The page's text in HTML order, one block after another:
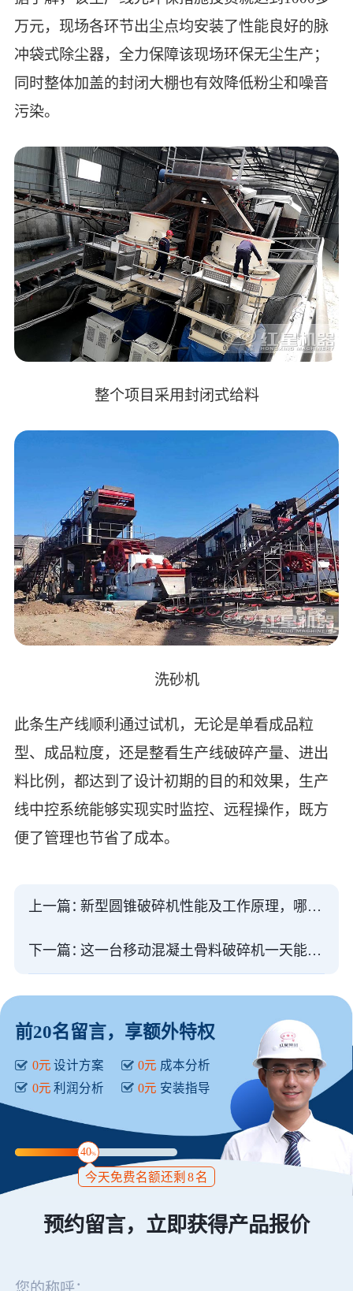
万元，现场各环节出尘点均安装了性能良好的脉
冲袋式除尘器，全力保障该现场环保无尘生产；
同时整体加盖的封闭大棚也有效降低粉尘和噪音
污染。
整个项目采用封闭式给料
洗砂机
此条生产线顺利通过试机，无论是单看成品粒
型、成品粒度，还是整看生产线破碎产量、进出
料比例，都达到了设计初期的目的和效果，生产
线中控系统能够实现实时监控、远程操作，既方
便了管理也节省了成本。
上一篇： 新型圆锥破碎机性能及工作原理，哪个厂家质量好？
下一篇： 这一台移动混凝土骨料破碎机一天能产2000吨，交付即刻工作
前20名留言，享额外特权
0元 设计方案 0元 成本分析
0元 利润分析 0元 安装指导
40%
今天免费名额还剩 8名
预约留言，立即获得产品报价